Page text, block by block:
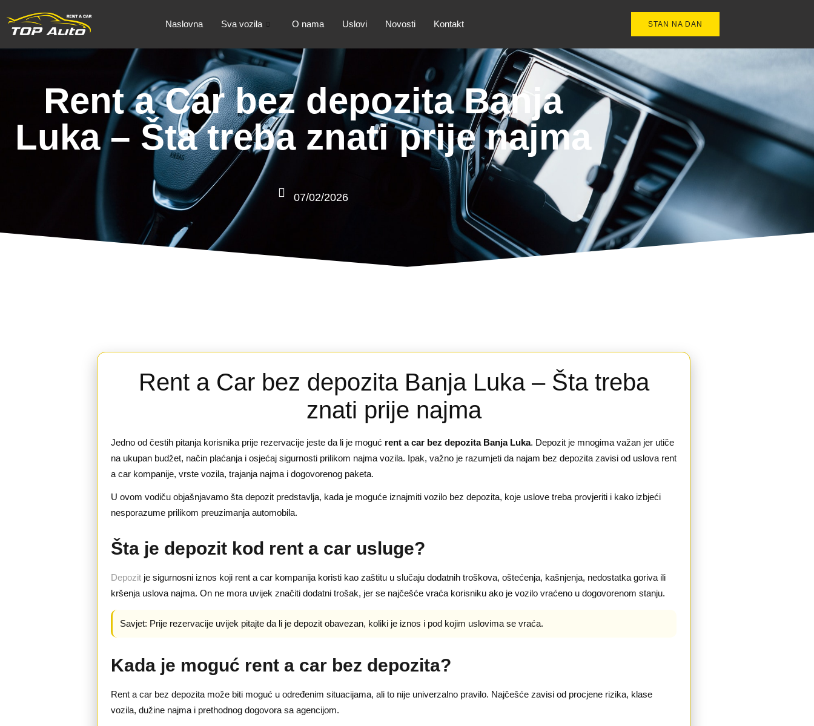
Naslovna Sva vozila O nama Uslovi Novosti Kontakt STAN NA DAN
Rent a Car bez depozita Banja
Luka – Šta treba znati prije najma
07/02/2026
Rent a Car bez depozita Banja Luka – Šta treba
znati prije najma
Jedno od čestih pitanja korisnika prije rezervacije jeste da li je moguć rent a car bez depozita Banja Luka. Depozit je mnogima važan jer utiče
na ukupan budžet, način plaćanja i osjećaj sigurnosti prilikom najma vozila. Ipak, važno je razumjeti da najam bez depozita zavisi od uslova rent
a car kompanije, vrste vozila, trajanja najma i dogovorenog paketa.
U ovom vodiču objašnjavamo šta depozit predstavlja, kada je moguće iznajmiti vozilo bez depozita, koje uslove treba provjeriti i kako izbjeći
nesporazume prilikom preuzimanja automobila.
Šta je depozit kod rent a car usluge?
Depozit je sigurnosni iznos koji rent a car kompanija koristi kao zaštitu u slučaju dodatnih troškova, oštećenja, kašnjenja, nedostatka goriva ili
kršenja uslova najma. On ne mora uvijek značiti dodatni trošak, jer se najčešće vraća korisniku ako je vozilo vraćeno u dogovorenom stanju.
Savjet: Prije rezervacije uvijek pitajte da li je depozit obavezan, koliki je iznos i pod kojim uslovima se vraća.
Kada je moguć rent a car bez depozita?
Rent a car bez depozita može biti moguć u određenim situacijama, ali to nije univerzalno pravilo. Najčešće zavisi od procjene rizika, klase
vozila, dužine najma i prethodnog dogovora sa agencijom.